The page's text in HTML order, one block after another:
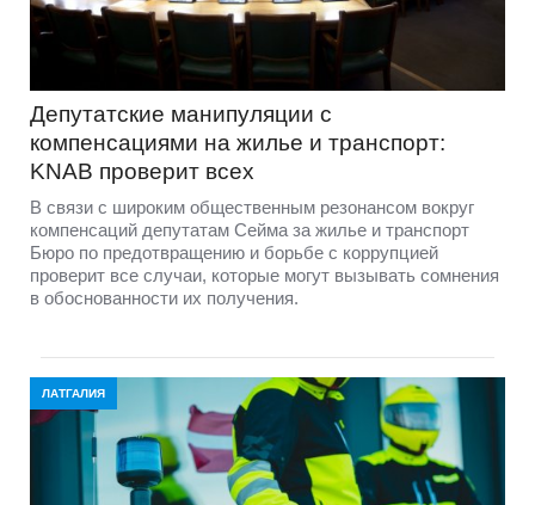
Депутатские манипуляции с
компенсациями на жилье и транспорт:
KNAB проверит всех
В связи с широким общественным резонансом вокруг
компенсаций депутатам Сейма за жилье и транспорт
Бюро по предотвращению и борьбе с коррупцией
проверит все случаи, которые могут вызывать сомнения
в обоснованности их получения.
ЛАТГАЛИЯ